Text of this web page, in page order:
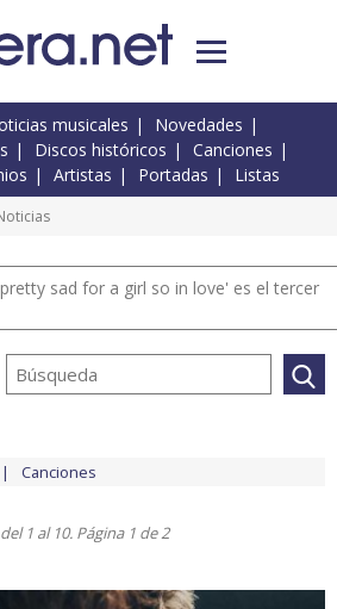
musicales
Novedades
Discos históricos
Canciones
Artistas Portadas Listas
sad for a girl so in love' es el tercer
Canciones
1 al 10. Página 1 de 2